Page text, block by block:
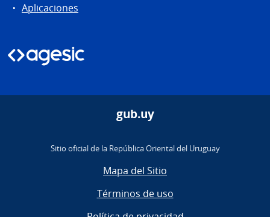
Aplicaciones
gub.uy
Sitio oficial de la República Oriental del Uruguay
Mapa del Sitio
Términos de uso